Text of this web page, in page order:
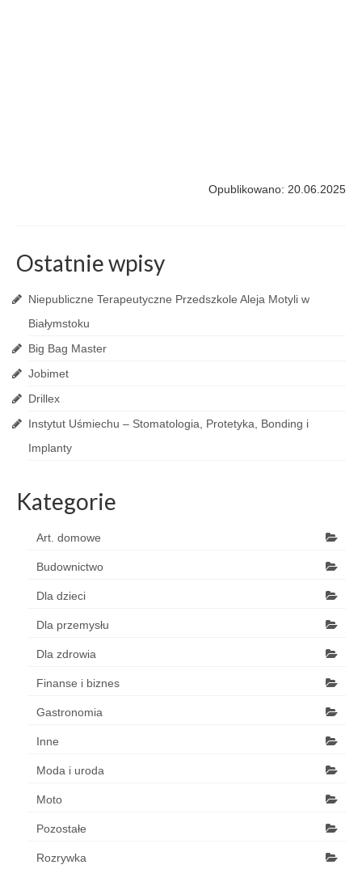
Opublikowano: 20.06.2025
Ostatnie wpisy
Niepubliczne Terapeutyczne Przedszkole Aleja Motyli w
Białymstoku
Big Bag Master
Jobimet
Drillex
Instytut Uśmiechu – Stomatologia, Protetyka, Bonding i
Implanty
Kategorie
Art. domowe
Budownictwo
Dla dzieci
Dla przemysłu
Dla zdrowia
Finanse i biznes
Gastronomia
Inne
Moda i uroda
Moto
Pozostałe
Rozrywka